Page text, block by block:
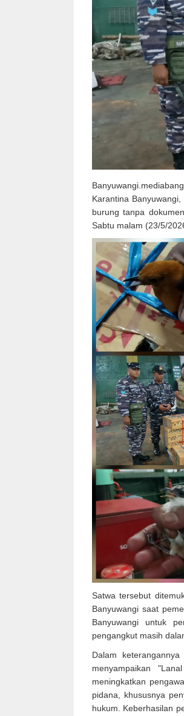
Karantina
burung tanpa
Sabtu malam (23/5/
Satwa tersebut
Banyuwangi saat
Banyuwangi untuk
pengangkut masih
Dalam
menyampaikan
meningkatkan
pidana, khususnya
hukum. Keberhasilan